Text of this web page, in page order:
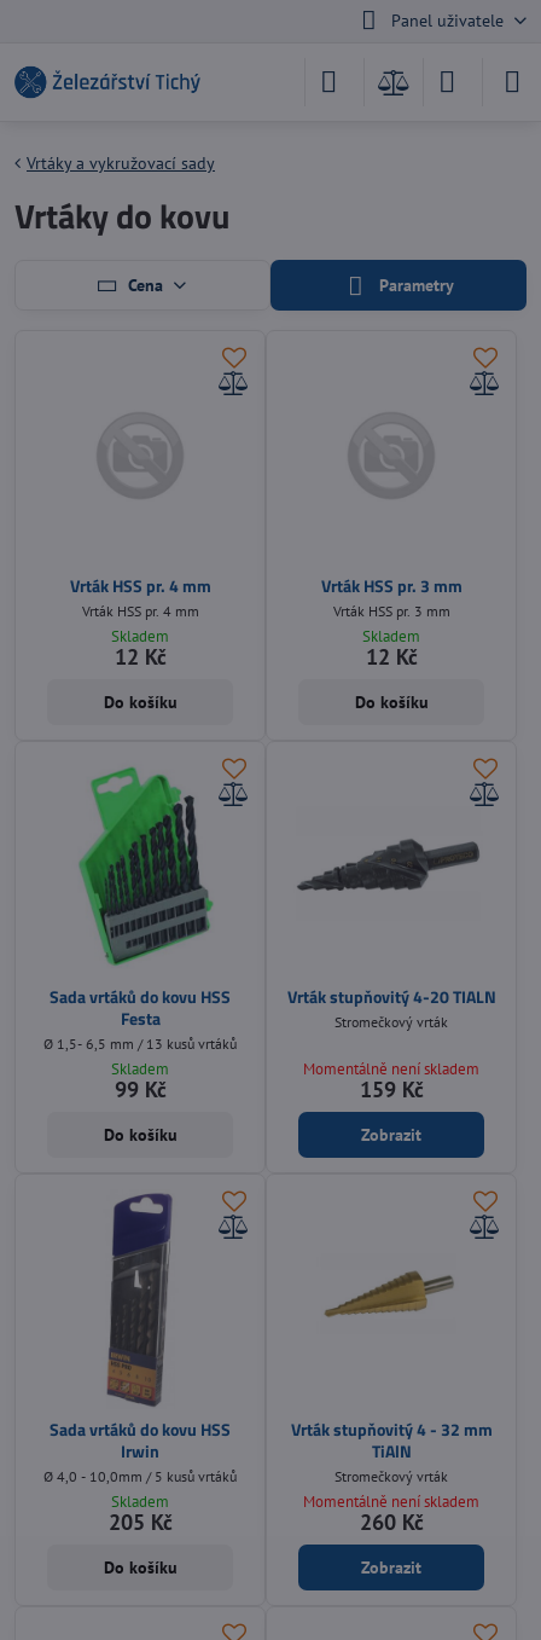
Panel uživatele
Vrtáky a vykružovací sady
Vrtáky do kovu
Cena Parametry
Vrták HSS pr. 4 mm
Vrták HSS pr. 4 mm
Skladem
12 Kč
Do košíku
Vrták HSS pr. 3 mm
Vrták HSS pr. 3 mm
Skladem
12 Kč
Do košíku
Sada vrtáků do kovu HSS
Festa
Ø 1,5- 6,5 mm / 13 kusů vrtáků
Skladem
99 Kč
Do košíku
Vrták stupňovitý 4-20 TIALN
Stromečkový vrták
Momentálně není skladem
159 Kč
Zobrazit
Sada vrtáků do kovu HSS
Irwin
Ø 4,0 - 10,0mm / 5 kusů vrtáků
Skladem
205 Kč
Do košíku
Vrták stupňovitý 4 - 32 mm
TiAlN
Stromečkový vrták
Momentálně není skladem
260 Kč
Zobrazit